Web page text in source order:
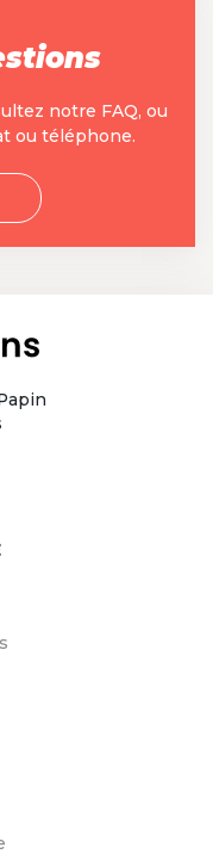
notre FAQ, ou
ou téléphone.